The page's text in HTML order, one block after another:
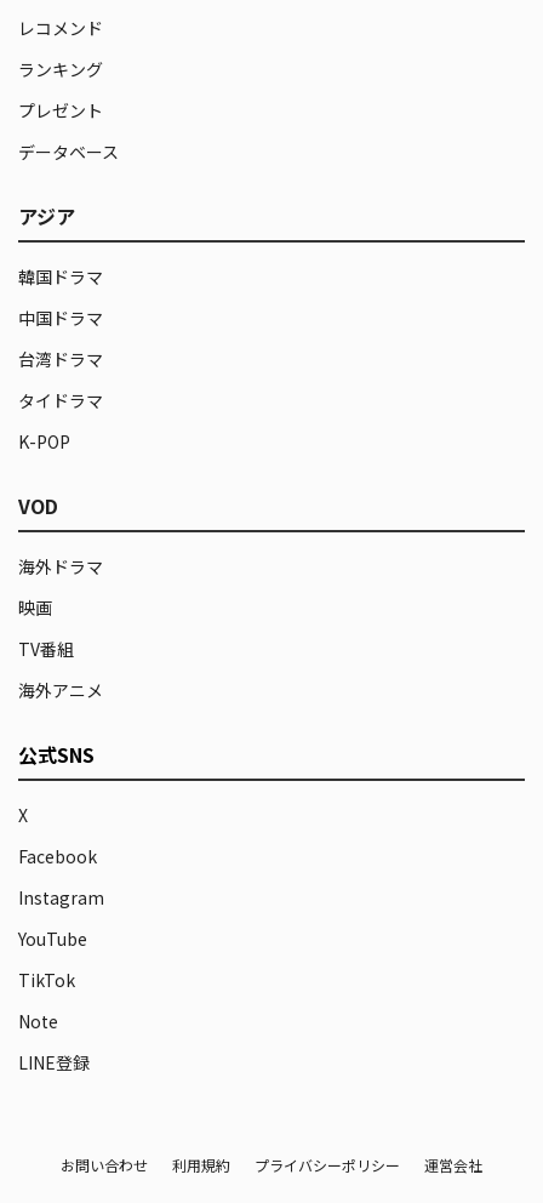
レコメンド
ランキング
プレゼント
データベース
アジア
韓国ドラマ
中国ドラマ
台湾ドラマ
タイドラマ
K-POP
VOD
海外ドラマ
映画
TV番組
海外アニメ
公式SNS
X
Facebook
Instagram
YouTube
TikTok
Note
LINE登録
お問い合わせ 利用規約 プライバシーポリシー 運営会社